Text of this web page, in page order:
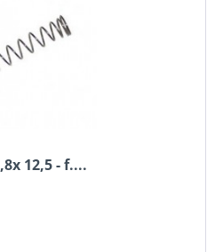
12,5 - f....